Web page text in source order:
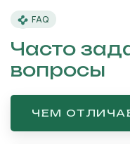
FAQ
Часто
вопросы
ЧЕМ